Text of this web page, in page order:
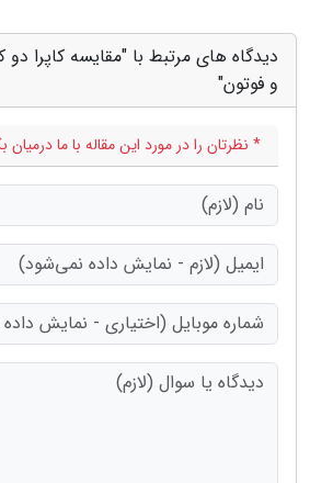
دیدگاه های مرتبط با "مقایسه کاپرا دو
و فوتون"
* نظرتان را در مورد این مقاله با ما درمیان